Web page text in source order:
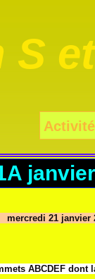
S
Activité
mercredi 21 janvier
ABCDEF dont